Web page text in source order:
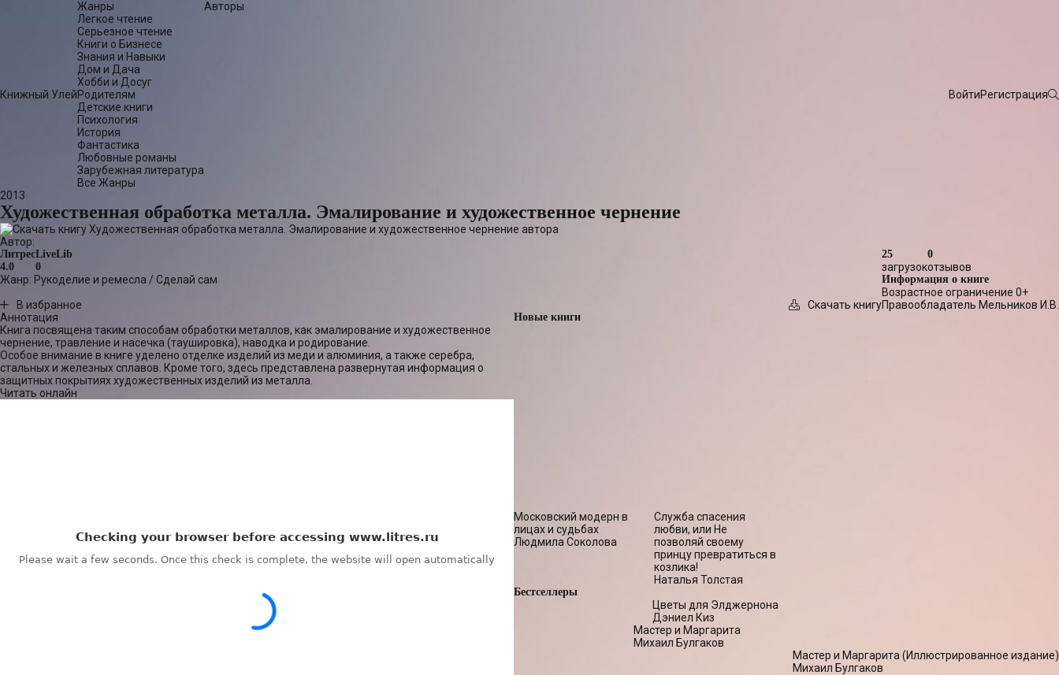
Книжный Улей
Жанры
Легкое чтение
Серьезное чтение
Книги о Бизнесе
Знания и Навыки
Дом и Дача
Хобби и Досуг
Родителям
Детские книги
Психология
История
Фантастика
Любовные романы
Зарубежная литература
Все Жанры
Авторы
ВойтиРегистрация
Художественная обработка металла. Эмалирование и художественное чернение
2013
Автор:
Литрес
4.0
LiveLib
0
Жанр: Рукоделие и ремесла / Сделай сам
В избранное
Скачать книгу
25
загрузок
0
отзывов
Информация о книге
Возрастное ограничение 0+
Правообладатель Мельников И.В.
Аннотация
Книга посвящена таким способам обработки металлов, как эмалирование и художественное
чернение, травление и насечка (таушировка), наводка и родирование.
Особое внимание в книге уделено отделке изделий из меди и алюминия, а также серебра,
стальных и железных сплавов. Кроме того, здесь представлена развернутая информация о
защитных покрытиях художественных изделий из металла.
Читать онлайн
Новые книги
Московский модерн в
лицах и судьбах
Людмила Соколова
Служба спасения
любви, или Не
позволяй своему
принцу превратиться в
козлика!
Наталья Толстая
Бестселлеры
Цветы для Элджернона
Дэниел Киз
Мастер и Маргарита
Михаил Булгаков
Мастер и Маргарита (Иллюстрированное издание)
Михаил Булгаков